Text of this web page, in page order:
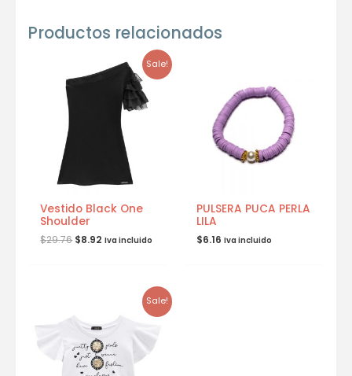
Productos relacionados
Sale!
Vestido Black One
Shoulder
$29.76 $8.92 Iva incluido
PULSERA PUCA PERLA
LILA
$6.16 Iva incluido
Sale!